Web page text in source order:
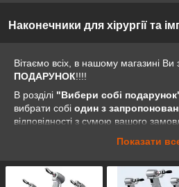
Наконечники для хірургії та
Вітаємо всіх, в нашому магазині
ПОДАРУНОК!!!!
В розділі "Вибери собі
вибрати собі один з
відповідності з сумою вашого
"Розпродаж" пропозиція
Все дуже просто. Заходьте на наш
Показати